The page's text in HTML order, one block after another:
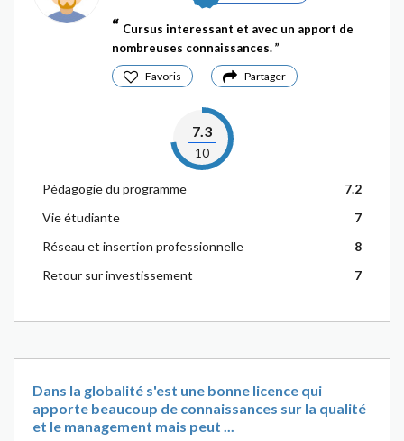
Cursus interessant et avec un apport de
nombreuses connaissances.
Favoris Partager
7.3
10
Pédagogie du programme
7.2
Vie étudiante
7
Réseau et insertion professionnelle
8
Retour sur investissement
7
Dans la globalité s'est une bonne licence qui
apporte beaucoup de connaissances sur la qualité
et le management mais peut ...